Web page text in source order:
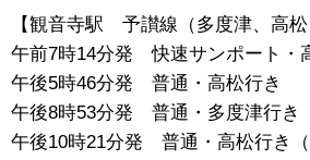
【観音寺駅 予讃線（多度津、高松
午前7時14分発 快速サンポート・
午後5時46分発 普通・高松行き
午後8時53分発 普通・多度津行き
午後10時21分発 普通・高松行き（